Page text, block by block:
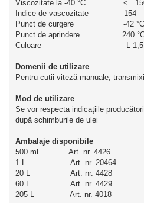
Viscozitate la -40 °C                <=
Indice de vascozitate               154
Punct de curgere                     -42
Punct de aprindere                  240
Culoare                                    L
Domenii de utilizare
Pentru cutii viteză manuale,
Mod de utilizare
Se vor respecta indicaţiile
după schimburile de ulei
Ambalaje disponibile
500 ml             Art. nr. 4426
1 L                   Art. nr. 20464
20 L                 Art. nr. 4428
60 L                 Art. nr. 4429
205 L               Art. nr. 4018